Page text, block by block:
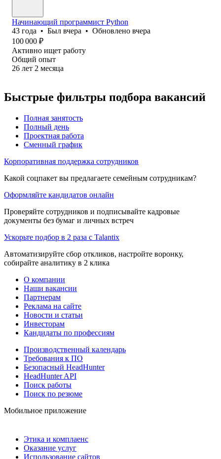
Начинающий программист Python
43 года • Был вчера • Обновлено вчера
100 000 ₽
Активно ищет работу
Общий опыт
26 лет 2 месяца
Быстрые фильтры подбора вакансий
Полная занятость
Полный день
Проектная работа
Сменный график
Корпоративная поддержка сотрудников
Какой соцпакет вы предлагаете семейным сотрудникам?
Оформляйте кандидатов онлайн
Проверяйте сотрудников и подписывайте кадровые
документы без бумаг и личных встреч
Ускорьте подбор в 2 раза с Talantix
Автоматизируйте сбор откликов, настройте воронку,
собирайте аналитику в 2 клика
О компании
Наши вакансии
Партнерам
Реклама на сайте
Новости и статьи
Инвесторам
Кандидаты по профессиям
Производственный календарь
Требования к ПО
Безопасный HeadHunter
HeadHunter API
Поиск работы
Поиск по резюме
Мобильное приложение
Этика и комплаенс
Оказание услуг
Использование сайтов